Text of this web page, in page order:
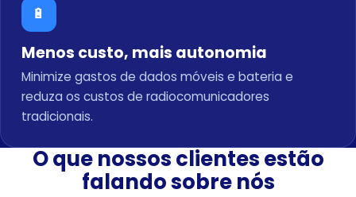
🔋
Menos custo, mais autonomia
Minimize gastos de dados móveis e bateria e
reduza os custos de radiocomunicadores
tradicionais.
O que nossos clientes estão
falando sobre nós